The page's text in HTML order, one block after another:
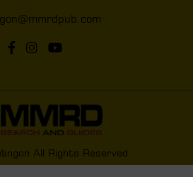
All Rights Reserved.